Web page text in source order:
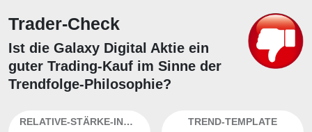
Trader-Check
Ist die Galaxy Digital Aktie ein
guter Trading-Kauf im Sinne der
Trendfolge-Philosophie?
RELATIVE-STÄRKE-INDEX TREND-TEMPLATE